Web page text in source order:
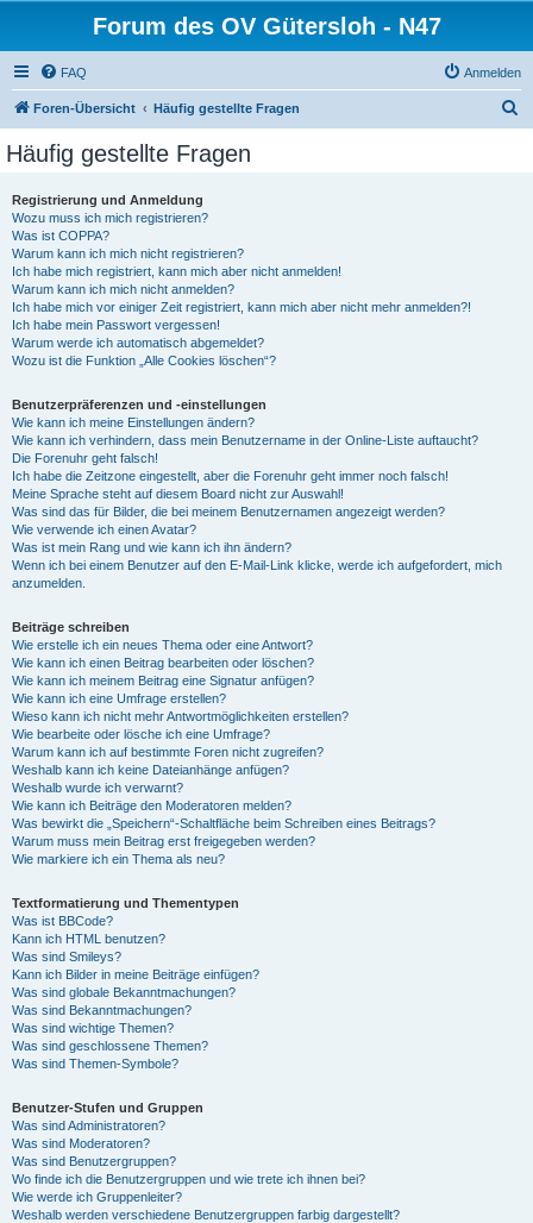
Forum des OV Gütersloh - N47
FAQ Anmelden
Foren-Übersicht Häufig gestellte Fragen
Häufig gestellte Fragen
Registrierung und Anmeldung
Wozu muss ich mich registrieren?
Was ist COPPA?
Warum kann ich mich nicht registrieren?
Ich habe mich registriert, kann mich aber nicht anmelden!
Warum kann ich mich nicht anmelden?
Ich habe mich vor einiger Zeit registriert, kann mich aber nicht mehr anmelden?!
Ich habe mein Passwort vergessen!
Warum werde ich automatisch abgemeldet?
Wozu ist die Funktion „Alle Cookies löschen“?
Benutzerpräferenzen und -einstellungen
Wie kann ich meine Einstellungen ändern?
Wie kann ich verhindern, dass mein Benutzername in der Online-Liste auftaucht?
Die Forenuhr geht falsch!
Ich habe die Zeitzone eingestellt, aber die Forenuhr geht immer noch falsch!
Meine Sprache steht auf diesem Board nicht zur Auswahl!
Was sind das für Bilder, die bei meinem Benutzernamen angezeigt werden?
Wie verwende ich einen Avatar?
Was ist mein Rang und wie kann ich ihn ändern?
Wenn ich bei einem Benutzer auf den E-Mail-Link klicke, werde ich aufgefordert, mich
anzumelden.
Beiträge schreiben
Wie erstelle ich ein neues Thema oder eine Antwort?
Wie kann ich einen Beitrag bearbeiten oder löschen?
Wie kann ich meinem Beitrag eine Signatur anfügen?
Wie kann ich eine Umfrage erstellen?
Wieso kann ich nicht mehr Antwortmöglichkeiten erstellen?
Wie bearbeite oder lösche ich eine Umfrage?
Warum kann ich auf bestimmte Foren nicht zugreifen?
Weshalb kann ich keine Dateianhänge anfügen?
Weshalb wurde ich verwarnt?
Wie kann ich Beiträge den Moderatoren melden?
Was bewirkt die „Speichern“-Schaltfläche beim Schreiben eines Beitrags?
Warum muss mein Beitrag erst freigegeben werden?
Wie markiere ich ein Thema als neu?
Textformatierung und Thementypen
Was ist BBCode?
Kann ich HTML benutzen?
Was sind Smileys?
Kann ich Bilder in meine Beiträge einfügen?
Was sind globale Bekanntmachungen?
Was sind Bekanntmachungen?
Was sind wichtige Themen?
Was sind geschlossene Themen?
Was sind Themen-Symbole?
Benutzer-Stufen und Gruppen
Was sind Administratoren?
Was sind Moderatoren?
Was sind Benutzergruppen?
Wo finde ich die Benutzergruppen und wie trete ich ihnen bei?
Wie werde ich Gruppenleiter?
Weshalb werden verschiedene Benutzergruppen farbig dargestellt?